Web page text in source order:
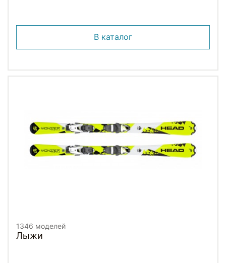
В каталог
1346 моделей
Лыжи